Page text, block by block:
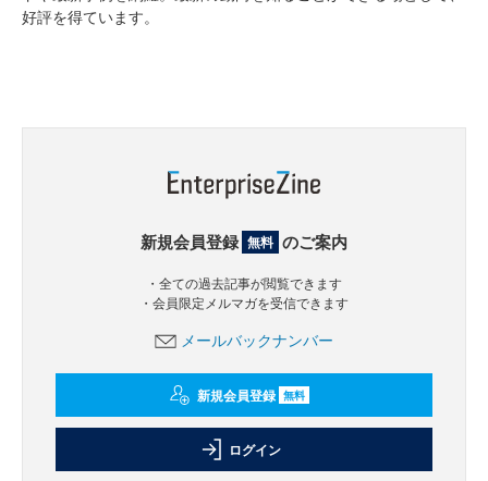
好評を得ています。
新規会員登録 無料 のご案内
・全ての過去記事が閲覧できます
・会員限定メルマガを受信できます
メールバックナンバー
新規会員登録 無料
ログイン